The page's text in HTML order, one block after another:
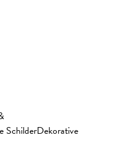
SchilderDekorative